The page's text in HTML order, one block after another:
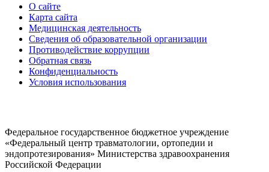
О сайте
Карта сайта
Медицинская деятельность
Сведения об образовательной организации
Противодействие коррупции
Обратная связь
Конфиденциальность
Условия использования
Федеральное государственное бюджетное учреждение
«Федеральный центр травматологии, ортопедии и
эндопротезирования» Министерства здравоохранения
Российской Федерации